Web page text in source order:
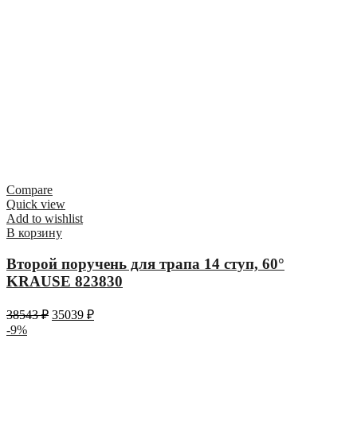
Compare
Quick view
Add to wishlist
В корзину
Второй поручень для трапа 14 ступ, 60°
KRAUSE 823830
38543₽ 35039 ₽
-9%